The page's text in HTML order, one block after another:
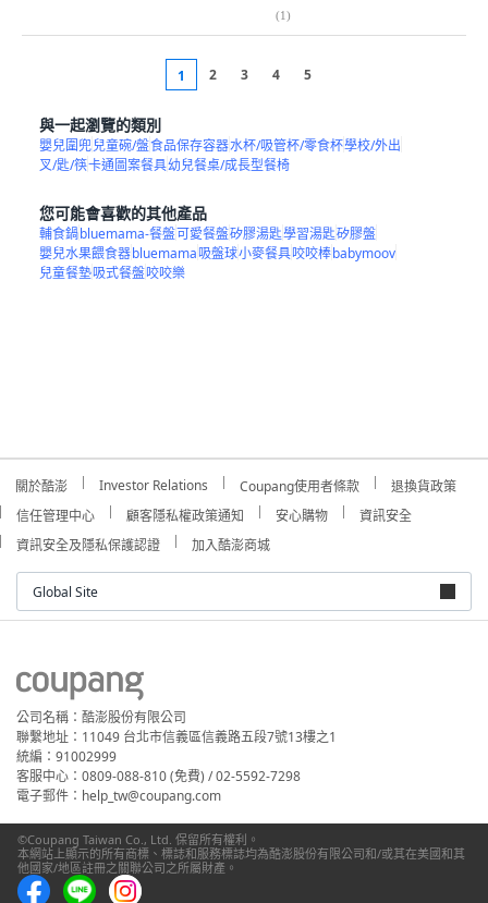
(1)
1 2 3 4 5
與一起瀏覽的類別
嬰兒圍兜兒童碗/盤食品保存容器水杯/吸管杯/零食杯學校/外出
叉/匙/筷卡通圖案餐具幼兒餐桌/成長型餐椅
您可能會喜歡的其他產品
輔食鍋bluemama-餐盤可愛餐盤矽膠湯匙學習湯匙矽膠盤
嬰兒水果餵食器bluemama吸盤球小麥餐具咬咬棒babymoov
兒童餐墊吸式餐盤咬咬樂
關於酷澎 Investor Relations Coupang使用者條款
退換貨政策
信任管理中心
顧客隱私權政策通知 安心購物
資訊安全
資訊安全及隱私保護認證
加入酷澎商城
Global Site
公司名稱：酷澎股份有限公司
聯繫地址：11049 台北市信義區信義路五段7號13樓之1
統編：91002999
客服中心：0809-088-810 (免費) / 02-5592-7298
電子郵件：help_tw@coupang.com
©Coupang Taiwan Co., Ltd. 保留所有權利。
本網站上顯示的所有商標、標誌和服務標誌均為酷澎股份有限公司和/或其在美國和其
他國家/地區註冊之關聯公司之所屬財產。